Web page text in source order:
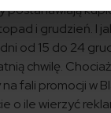
postanawiają
i grudzień. I
od 15 do 24
chwilę.
fali promocji w
o ile wierzyć